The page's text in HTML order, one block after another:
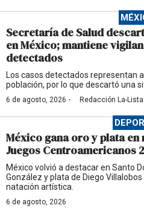
Secretaría de Salud
en México; mantiene
detectados
Los casos detectados representan
población, por lo que descartó una
6 de agosto, 2026 · Redacción La-Lista
México gana oro y plata
Juegos Centroamericanos
México volvió a destacar en Santo
González y plata de Diego
natación artística.
6 de agosto, 2026